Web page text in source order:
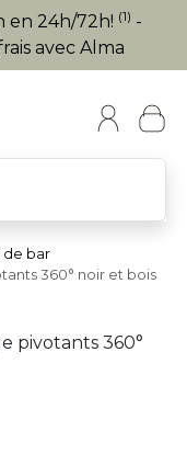
en 24h/72h! (1) -
avec Alma
de bar
360° noir et bois
pivotants 360°